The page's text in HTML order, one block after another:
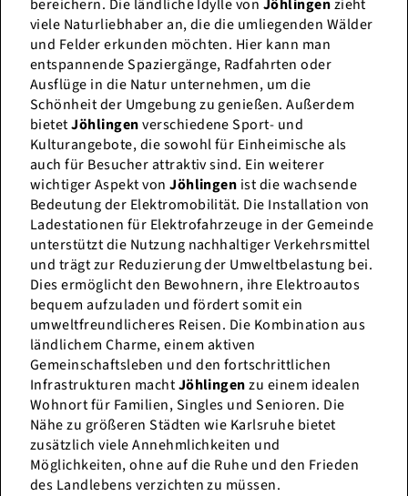
bereichern. Die ländliche Idylle von Jöhlingenzieht
viele Naturliebhaber an, die die umliegenden Wälder
und Felder erkunden möchten. Hier kann man
entspannende Spaziergänge, Radfahrten oder
Ausflüge in die Natur unternehmen, um die
Schönheit der Umgebung zu genießen. Außerdem
bietetJöhlingenverschiedene Sport- und
Kulturangebote, die sowohl für Einheimische als
auch für Besucher attraktiv sind. Ein weiterer
wichtiger Aspekt vonJöhlingen ist die wachsende
Bedeutung der Elektromobilität. Die Installation von
Ladestationen für Elektrofahrzeuge in der Gemeinde
unterstützt die Nutzung nachhaltiger Verkehrsmittel
und trägt zur Reduzierung der Umweltbelastung bei.
Dies ermöglicht den Bewohnern, ihre Elektroautos
bequem aufzuladen und fördert somit ein
umweltfreundlicheres Reisen. Die Kombination aus
ländlichem Charme, einem aktiven
Gemeinschaftsleben und den fortschrittlichen
Infrastrukturen machtJöhlingenzu einem idealen
Wohnort für Familien, Singles und Senioren. Die
Nähe zu größeren Städten wie Karlsruhe bietet
zusätzlich viele Annehmlichkeiten und
Möglichkeiten, ohne auf die Ruhe und den Frieden
des Landlebens verzichten zu müssen.